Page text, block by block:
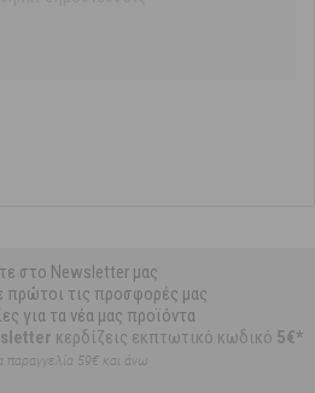
στο Newsletter μας
πρώτοι τις προσφορές μας
για τα νέα μας προϊόντα
κερδίζεις εκπτωτικό κωδικό 5€*
παραγγελία 59€ και άνω